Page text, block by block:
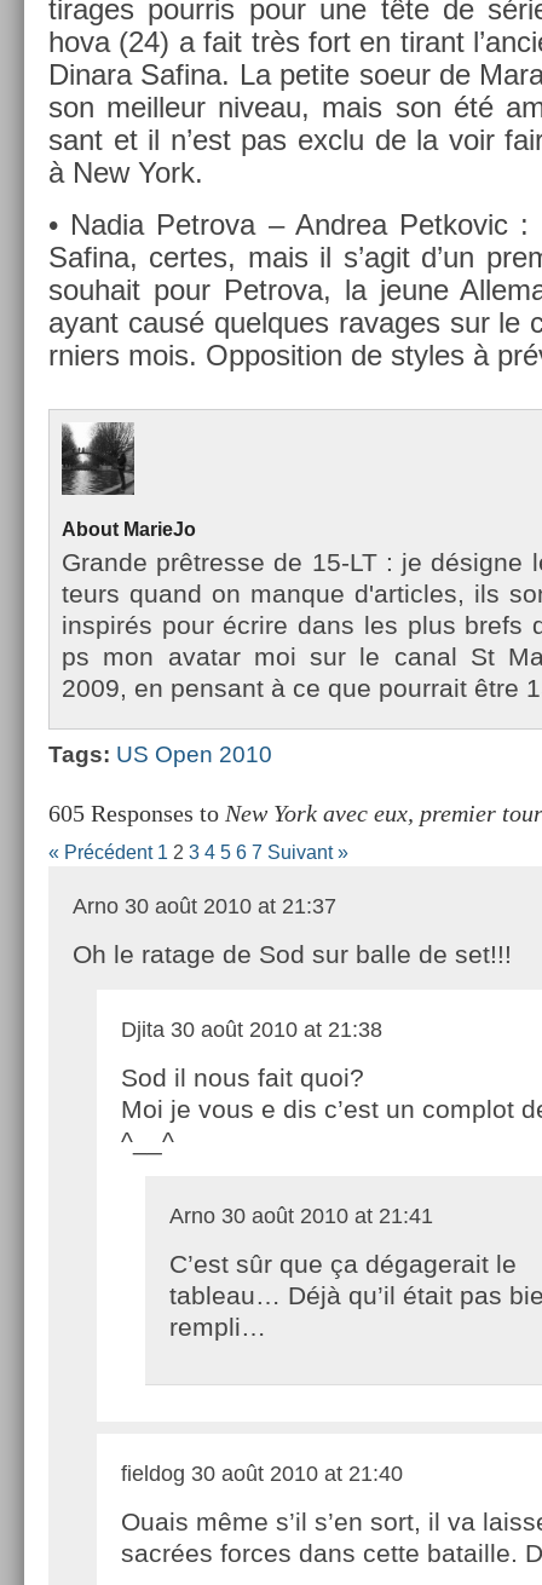
tirages pour­ris pour une tête de
hova (24) a fait très fort en tirant
Di­nara Safina. La petite soeur de
son meil­leur niveau, mais son été
sant et il n’est pas exclu de la voir
à New York.
• Nadia Pet­rova – An­drea Pet­kovic :
Safina, cer­tes, mais il s’agit d’un
souhait pour Pet­rova, la jeune
ayant causé quel­ques ravages sur le
rni­ers mois. Op­posi­tion de styles à
About MarieJo
Gran­de prêtres­se de 15-LT : je désigne
teurs quand on man­que d'ar­ticles, ils
in­spirés pour écrire dans les plus brefs
ps mon avatar moi sur le canal St
2009, en pen­sant à ce que pour­rait être
Tags: US Open 2010
605 Responses to New York avec eux, premier tour
« Précédent 1 2 3 4 5 6 7 Suivant »
Arno 30 août 2010 at 21:37
Oh le ratage de Sod sur balle de set!!!
Djita 30 août 2010 at 21:38
Sod il nous fait quoi?
Moi je vous e dis c’est un complot
^__^
Arno 30 août 2010 at 21:41
C’est sûr que ça dégagerait le
tableau… Déjà qu’il était pas
rempli…
fieldog 30 août 2010 at 21:40
Ouais même s’il s’en sort, il va
sacrées forces dans cette bataille.